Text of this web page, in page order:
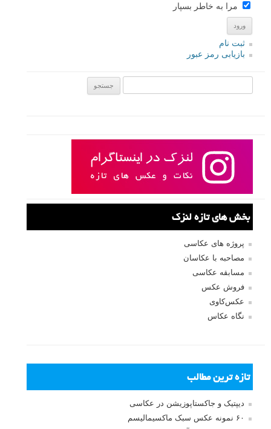
مرا به خاطر بسپار
ثبت نام
بازیابی رمز عبور
بخش های تازه لنزک
پروژه های عکاسی
مصاحبه با عکاسان
مسابقه عکاسی
فروش عکس
عکس‌کاوی
نگاه عکاس
تازه ترین مطالب
دیپتیک و جاکستا‌پوزیشن در عکاسی
۶۰ نمونه عکس سبک ماکسیمالیسم